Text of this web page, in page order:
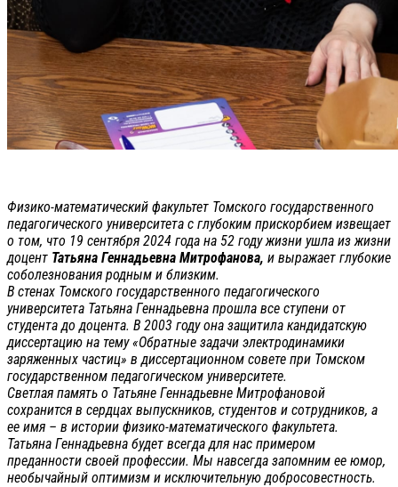
Физико-математический факультет Томского государственного
педагогического университета с глубоким прискорбием извещает
о том, что 19 сентября 2024 года на 52 году жизни ушла из жизни
доцент Татьяна Геннадьевна Митрофанова, и выражает глубокие
соболезнования родным и близким.
В стенах Томского государственного педагогического
университета Татьяна Геннадьевна прошла все ступени от
студента до доцента. В 2003 году она защитила кандидатскую
диссертацию на тему «Обратные задачи электродинамики
заряженных частиц» в диссертационном совете при Томском
государственном педагогическом университете.
Светлая память о Татьяне Геннадьевне Митрофановой
сохранится в сердцах выпускников, студентов и сотрудников, а
ее имя – в истории физико-математического факультета.
Татьяна Геннадьевна будет всегда для нас примером
преданности своей профессии. Мы навсегда запомним ее юмор,
необычайный оптимизм и исключительную добросовестность.